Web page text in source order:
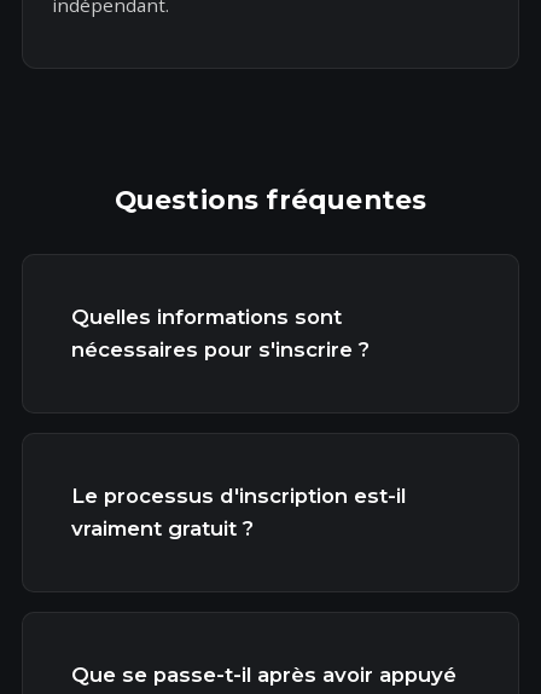
indépendant.
Questions fréquentes
Quelles informations sont
nécessaires pour s'inscrire ?
Le processus d'inscription est-il
vraiment gratuit ?
Que se passe-t-il après avoir appuyé